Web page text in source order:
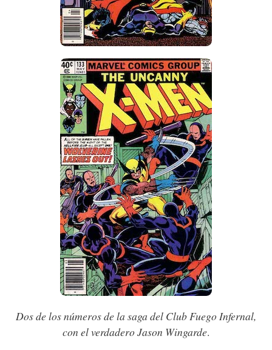
Dos de los números de la saga del Club Fuego Infernal,
con el verdadero Jason Wingarde.